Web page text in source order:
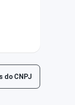
do CNPJ